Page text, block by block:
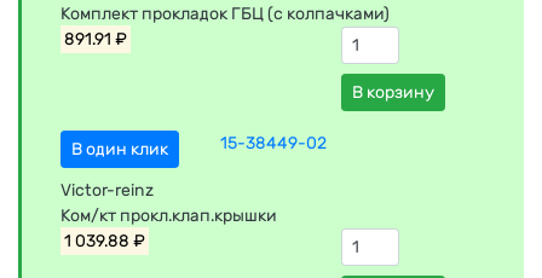
Комплект прокладок ГБЦ (c колпачками)
891.91 ₽
В корзину
В один клик 15-38449-02
Victor-reinz
Ком/кт прокл.клап.крышки
1 039.88 ₽